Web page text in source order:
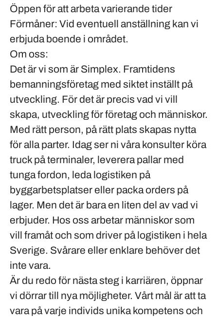
Öppen för att arbeta varierande tider
Förmåner: Vid eventuell anställning kan vi
erbjuda boende i området.
Om oss:
Det är vi som är Simplex. Framtidens
bemanningsföretag med siktet inställt på
utveckling. För det är precis vad vi vill
skapa, utveckling för företag och människor.
Med rätt person, på rätt plats skapas nytta
för alla parter. Idag ser ni våra konsulter köra
truck på terminaler, leverera pallar med
tunga fordon, leda logistiken på
byggarbetsplatser eller packa orders på
lager. Men det är bara en liten del av vad vi
erbjuder. Hos oss arbetar människor som
vill framåt och som driver på logistiken i hela
Sverige. Svårare eller enklare behöver det
inte vara.
Är du redo för nästa steg i karriären, öppnar
vi dörrar till nya möjligheter. Vårt mål är att ta
vara på varje individs unika kompetens och